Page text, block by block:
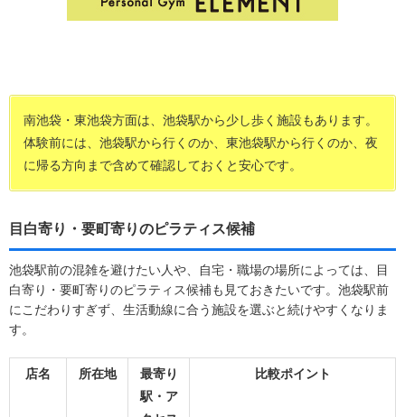
南池袋・東池袋方面は、池袋駅から少し歩く施設もあります。
体験前には、池袋駅から行くのか、東池袋駅から行くのか、夜
に帰る方向まで含めて確認しておくと安心です。
目白寄り・要町寄りのピラティス候補
池袋駅前の混雑を避けたい人や、自宅・職場の場所によっては、目
白寄り・要町寄りのピラティス候補も見ておきたいです。池袋駅前
にこだわりすぎず、生活動線に合う施設を選ぶと続けやすくなりま
す。
店名 所在地
最寄り
駅・ア
比較ポイント